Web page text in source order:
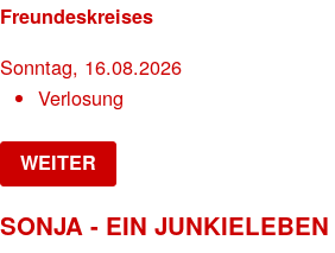
Freundeskreises
Sonntag, 16.08.2026
Verlosung
WEITER
SONJA - EIN JUNKIELEBEN